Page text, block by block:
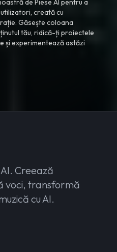
de Piese AI pentru a
creată cu
Găsește coloana
tău, ridică-ți proiectele
și experimentează astăzi
Creează
voci, transformă
cu AI.